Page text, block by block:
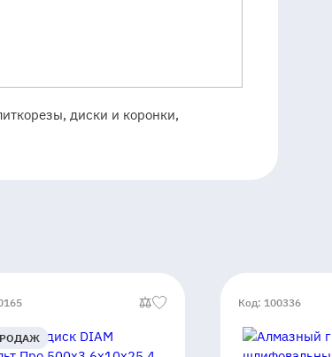
диски и коронки,
Код: 100336